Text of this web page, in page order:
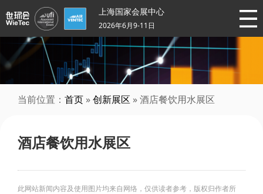
上海国家会展中心
2026年6月9-11日
当前位置： 首页 »创新展区 » 酒店餐饮用水展区
酒店餐饮用水展区
此网站新闻内容及使用图片均来自网络，仅供读者参考，版权归作者所